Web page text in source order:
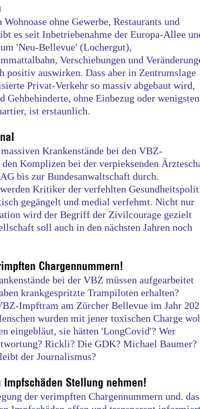
ohne Gewerbe, Restaurants und
es seit Inbetriebenahme der Europa-Allee
'Neu-Bellevue' (Lochergut),
Verschiebungen und
positiv auswirken. Dass aber in Zentrumslage
Privat-Verkehr so massiv abgebaut wird,
Gehbehinderte, ohne Einbezug oder
ist erstaunlich.
Krankenstände bei den VBZ-
Komplizen bei der verpieksenden
bis zur Bundesanwaltschaft durch.
Kritiker der verfehlten
gegängelt und medial verfehmt. Nicht nur
wird der Begriff der Zivilcourage gezielt
soll auch in den nächsten Jahren noch
Chargennummern!
bei der VBZ müssen aufgearbeitet
krankgespritzte Trampiloten erhalten?
Impftram am Zürcher Bellevue im Jahr
wurden mit jener toxischen Charge
eingebläut, sie hätten 'LongCovid'? Wer
Rickli? Die GDK? Michael Baumer?
der Journalismus?
Stellung nehmen!
der verimpften Chargennummern und.